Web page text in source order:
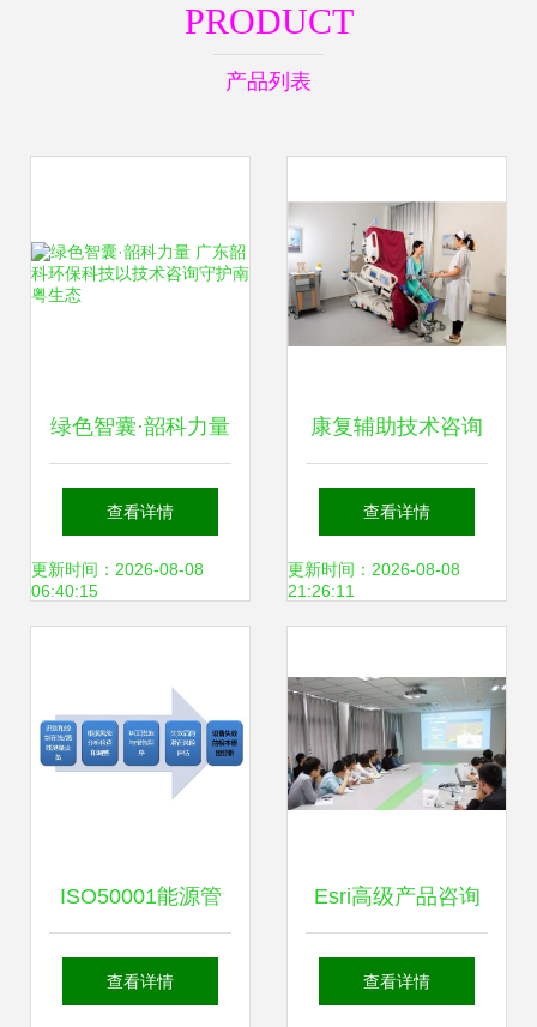
PRODUCT
产品列表
绿色智囊·韶科力量
广东韶科环保科技
以技术咨询守护南
查看详情
更新时间：2026-08-08
06:40:15
康复辅助技术咨询
师 为功能障碍者的
康复之路出谋划策
查看详情
更新时间：2026-08-08
21:26:11
ISO50001能源管
理体系认证 顾问咨
查看详情
Esri高级产品咨询
师刘树彬为云创大
查看详情